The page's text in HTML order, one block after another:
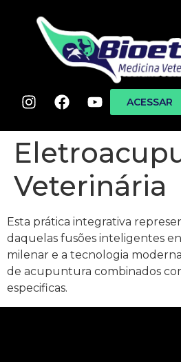
ACESSAR
Veterinária
Esta prática integrativa
daquelas fusões inteligentes
milenar e a tecnologia
de acupuntura combinados
especificas.